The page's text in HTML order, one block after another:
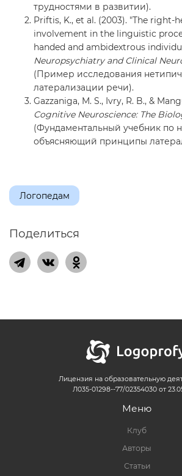
трудностями в развитии).
Priftis, K., et al. (2003). "The right-
involvement in the linguistic
handed and ambidextrous
Neuropsychiatry and Clinical
(Пример исследования
латерализации речи).
Gazzaniga, M. S., Ivry, R. B., &
Cognitive Neuroscience: The
(Фундаментальный учебник по
объясняющий принципы
Логопедам
Поделиться
Лицензия на образовательную
Л035-01298--77/02354030 от
Меню
Клуб
Авторы
Статьи